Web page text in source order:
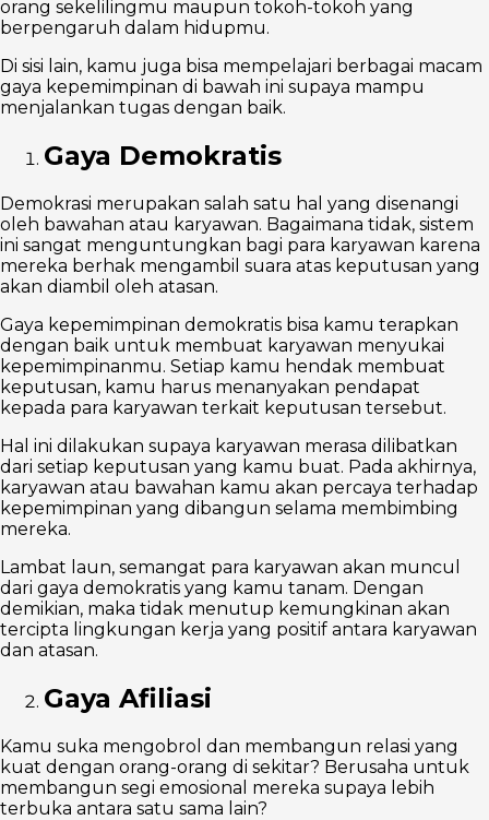
orang sekelilingmu maupun tokoh-tokoh yang
berpengaruh dalam hidupmu.
Di sisi lain, kamu juga bisa mempelajari berbagai macam
gaya kepemimpinan di bawah ini supaya mampu
menjalankan tugas dengan baik.
Gaya Demokratis
Demokrasi merupakan salah satu hal yang disenangi
oleh bawahan atau karyawan. Bagaimana tidak, sistem
ini sangat menguntungkan bagi para karyawan karena
mereka berhak mengambil suara atas keputusan yang
akan diambil oleh atasan.
Gaya kepemimpinan demokratis bisa kamu terapkan
dengan baik untuk membuat karyawan menyukai
kepemimpinanmu. Setiap kamu hendak membuat
keputusan, kamu harus menanyakan pendapat
kepada para karyawan terkait keputusan tersebut.
Hal ini dilakukan supaya karyawan merasa dilibatkan
dari setiap keputusan yang kamu buat. Pada akhirnya,
karyawan atau bawahan kamu akan percaya terhadap
kepemimpinan yang dibangun selama membimbing
mereka.
Lambat laun, semangat para karyawan akan muncul
dari gaya demokratis yang kamu tanam. Dengan
demikian, maka tidak menutup kemungkinan akan
tercipta lingkungan kerja yang positif antara karyawan
dan atasan.
Gaya Afiliasi
Kamu suka mengobrol dan membangun relasi yang
kuat dengan orang-orang di sekitar? Berusaha untuk
membangun segi emosional mereka supaya lebih
terbuka antara satu sama lain?